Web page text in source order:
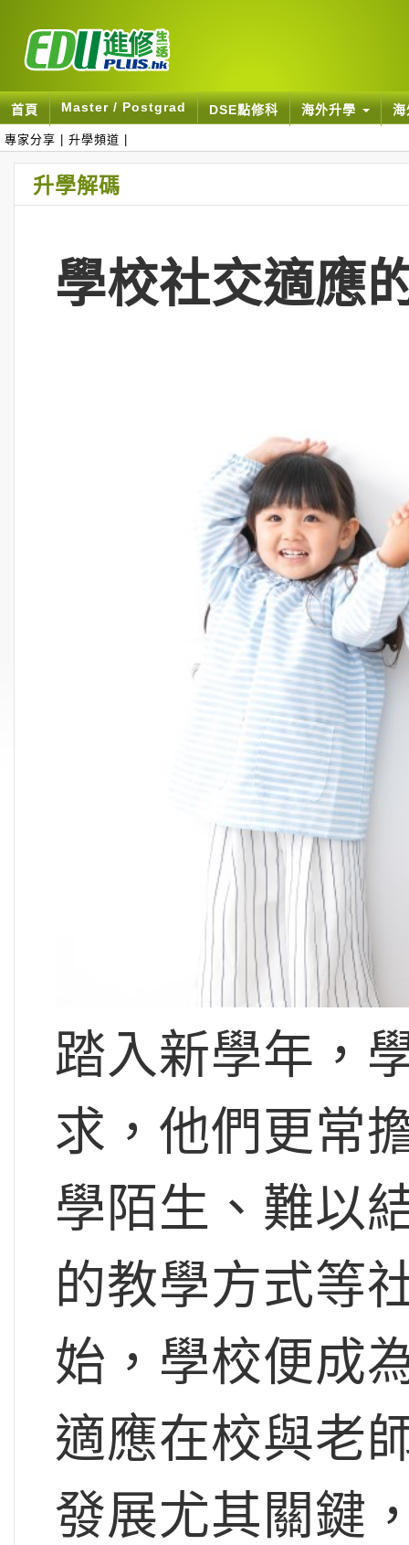
首頁 Master / Postgrad DSE點修科 海外升學
專家分享 升學頻道
升學解碼
學校社交適應
踏入新學年，
求，他們更常
學陌生、難以
的教學方式等
始，學校便成
適應在校與老
發展尤其關鍵